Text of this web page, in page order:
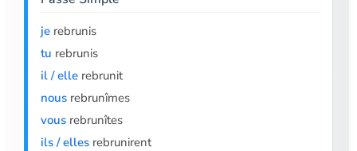
je rebrunis
tu rebrunis
il / elle rebrunit
nous rebrunîmes
vous rebrunîtes
ils / elles rebrunirent